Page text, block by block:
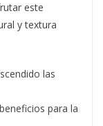
este
y textura
las
para la